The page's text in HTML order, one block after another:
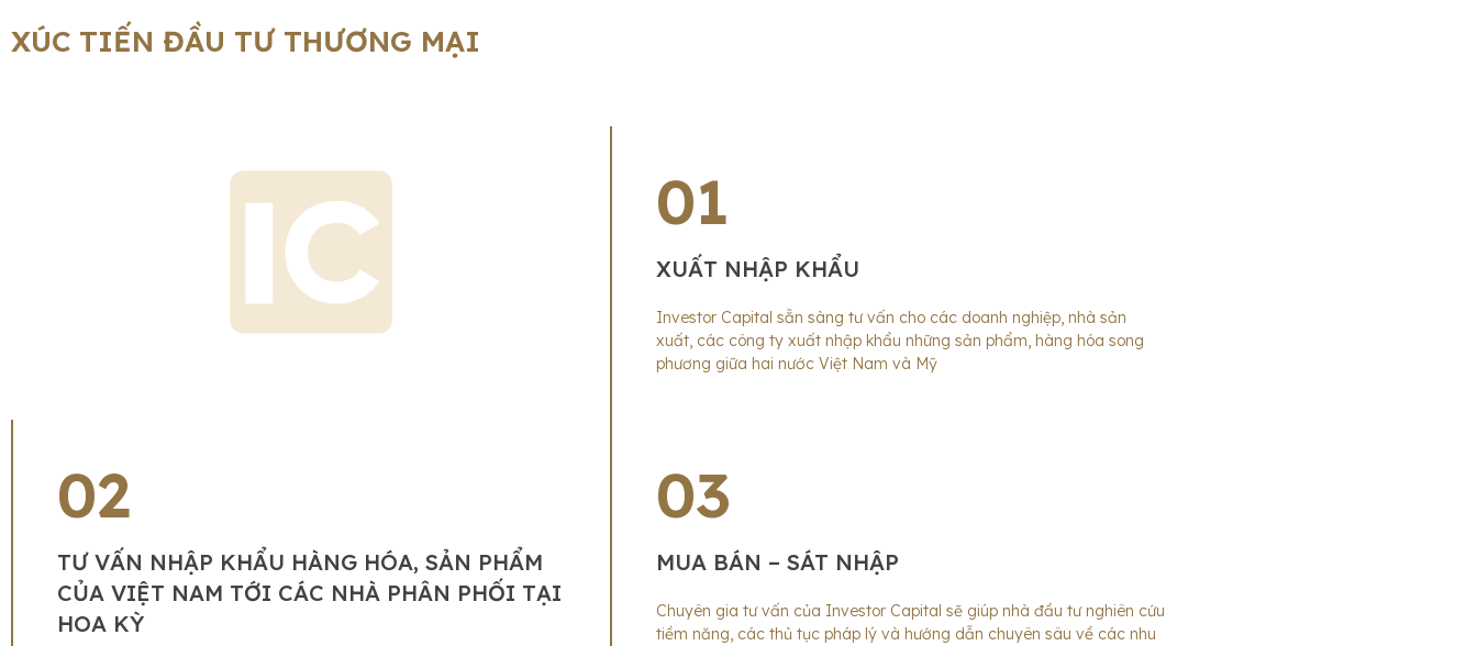
XÚC TIẾN ĐẦU TƯ THƯƠNG MẠI
01
XUẤT NHẬP KHẨU
Investor Capital sẵn sàng tư vấn cho các doanh nghiệp, nhà sản
xuất, các công ty xuất nhập khẩu những sản phẩm, hàng hóa song
phương giữa hai nước Việt Nam và Mỹ
02
TƯ VẤN NHẬP KHẨU HÀNG HÓA, SẢN PHẨM
CỦA VIỆT NAM TỚI CÁC NHÀ PHÂN PHỐI TẠI
HOA KỲ
03
MUA BÁN – SÁT NHẬP
Chuyên gia tư vấn của Investor Capital sẽ giúp nhà đầu tư nghiên cứu
tiềm năng, các thủ tục pháp lý và hướng dẫn chuyên sâu về các nhu